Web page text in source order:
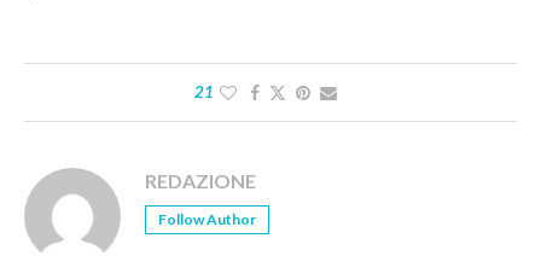
21
REDAZIONE
Follow Author